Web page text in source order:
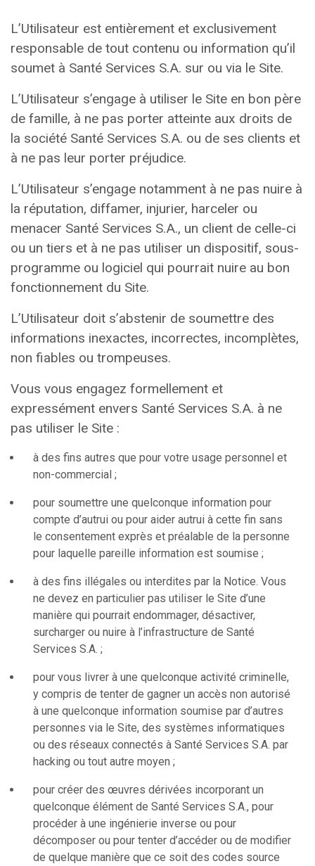
L’Utilisateur est entièrement et exclusivement
responsable de tout contenu ou information qu’il
soumet à Santé Services S.A. sur ou via le Site.
L’Utilisateur s’engage à utiliser le Site en bon père
de famille, à ne pas porter atteinte aux droits de
la société Santé Services S.A. ou de ses clients et
à ne pas leur porter préjudice.
L’Utilisateur s’engage notamment à ne pas nuire à
la réputation, diffamer, injurier, harceler ou
menacer Santé Services S.A., un client de celle-ci
ou un tiers et à ne pas utiliser un dispositif, sous-
programme ou logiciel qui pourrait nuire au bon
fonctionnement du Site.
L’Utilisateur doit s’abstenir de soumettre des
informations inexactes, incorrectes, incomplètes,
non fiables ou trompeuses.
Vous vous engagez formellement et
expressément envers Santé Services S.A. à ne
pas utiliser le Site :
à des fins autres que pour votre usage personnel et
non-commercial ;
pour soumettre une quelconque information pour
compte d’autrui ou pour aider autrui à cette fin sans
le consentement exprès et préalable de la personne
pour laquelle pareille information est soumise ;
à des fins illégales ou interdites par la Notice. Vous
ne devez en particulier pas utiliser le Site d’une
manière qui pourrait endommager, désactiver,
surcharger ou nuire à l’infrastructure de Santé
Services S.A. ;
pour vous livrer à une quelconque activité criminelle,
y compris de tenter de gagner un accès non autorisé
à une quelconque information soumise par d’autres
personnes via le Site, des systèmes informatiques
ou des réseaux connectés à Santé Services S.A. par
hacking ou tout autre moyen ;
pour créer des œuvres dérivées incorporant un
quelconque élément de Santé Services S.A., pour
procéder à une ingénierie inverse ou pour
décomposer ou pour tenter d’accéder ou de modifier
de quelque manière que ce soit des codes source